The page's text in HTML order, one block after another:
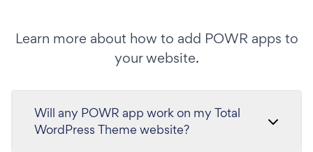
Learn more about how to add POWR apps to
your website.
Will any POWR app work on my Total
WordPress Theme website?